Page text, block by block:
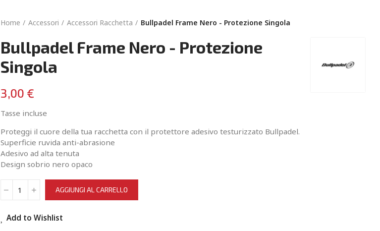
Home Accessori Accessori Racchetta Bullpadel Frame Nero - Protezione Singola
Bullpadel Frame Nero - Protezione
Singola
3,00 €
Tasse incluse
Proteggi il cuore della tua racchetta con il protettore adesivo testurizzato Bullpadel.
Superficie ruvida anti-abrasione
Adesivo ad alta tenuta
Design sobrio nero opaco
AGGIUNGI AL CARRELLO
Add to Wishlist